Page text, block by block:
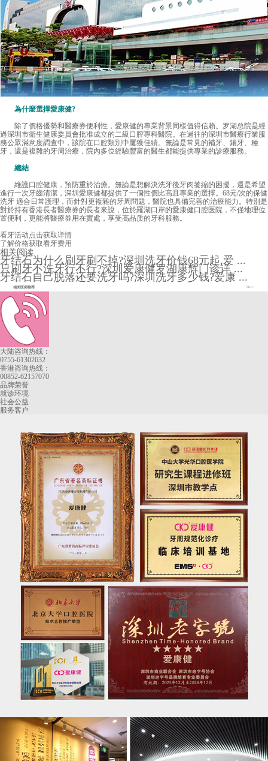
為什麼選擇愛康健?
除了價格優勢和醫療券便利性，愛康健的專業背景同樣值得信賴。罗湖总院是經
過深圳市衛生健康委員會批准成立的二級口腔專科醫院。在過往的深圳市醫療行業服
務公眾滿意度調查中，該院在口腔類別中屢獲佳績。無論是常見的補牙、鑲牙、種
牙，還是複雜的牙周治療，院內多位經驗豐富的醫生都能提供專業的診療服務。
總結
維護口腔健康，預防重於治療。無論是想解決洗牙後牙肉萎縮的困擾，還是希望
進行一次牙齒清潔，深圳愛康健都提供了一個性價比高且專業的選擇。68元/次的保健
洗牙 適合日常護理，而針對更複雜的牙周問題，醫院也具備完善的治療能力。特別是
對於持有香港長者醫療券的長者來說，位於羅湖口岸的愛康健口腔医院，不僅地理位
置便利，更能將醫療券用在實處，享受高品质的牙科服務。
看牙活动点击获取详情
了解价格获取看牙费用
相关阅读
牙结石为什么刷牙刷不掉?深圳洗牙价钱68元起,爱 ...
只刷牙不洗牙行不行?深圳爱康健罗湖康辉门诊详 ...
牙结石自己脱落还要洗牙吗?深圳洗牙多少钱?爱康 ...
相关医师推荐 More+
大陆咨询热线：
0755-61302632
香港咨询热线：
00852-62157070
品牌荣誉
就诊环境
社会公益
服务客户